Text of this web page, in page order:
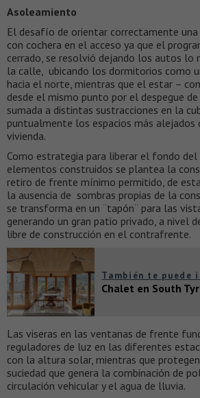
Asoleamiento
El desafío de orientar correctamente
con cochera en el acceso ya que el
cerrado, se resolvió dejando los autos lo
la calle, ubicando los dormitorios como
hacia el norte, mientras que el estar –
desde el mismo punto por el despegue
sumada a distintas sustracciones en la
puntualmente los espacios más
vivienda.
Como estrategia para liberar el fondo del
elementos construidos se plantea la
retiro de frente mínimo permitido, de
la ausencia de sombras propias de la
se transforma en un ¨tapón¨ para las
generando un gran patio privado, a nivel
libre de construcción en el contrafrente.
También te puede
Chalet en South
Las viseras en las ventanas de frente
reguladores de luz en las diferentes
con la altura solar, mientras que
suciedad que genera la combinación de
circulación vehicular y el agua de lluvia.